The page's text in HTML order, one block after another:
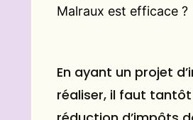
Malraux est efficace ?
En ayant un projet
réaliser, il faut